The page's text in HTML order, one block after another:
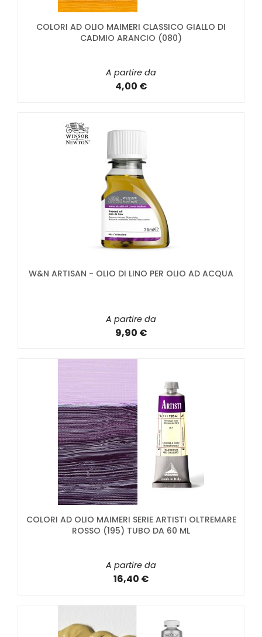
COLORI AD OLIO MAIMERI CLASSICO GIALLO DI
CADMIO ARANCIO (080)
A partire da
4,00 €
W&N ARTISAN - OLIO DI LINO PER OLIO AD ACQUA
A partire da
9,90 €
COLORI AD OLIO MAIMERI SERIE ARTISTI OLTREMARE
ROSSO (195) TUBO DA 60 ML
A partire da
16,40 €